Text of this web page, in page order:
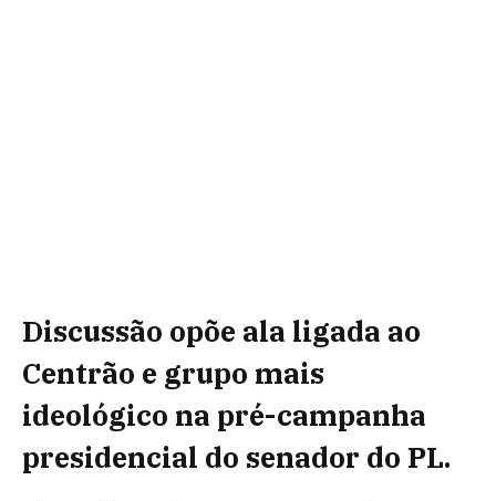
Discussão opõe ala ligada ao
Centrão e grupo mais
ideológico na pré-campanha
presidencial do senador do PL.